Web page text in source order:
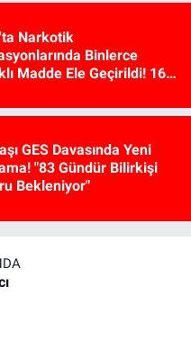
Narkotik
Binlerce
Madde Ele Geçirildi! 16
GES Davasında Yeni
"83 Gündür Bilirkişi
Bekleniyor"